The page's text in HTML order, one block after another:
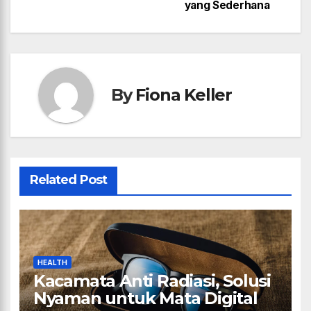
yang Sederhana
ByFiona Keller
Related Post
HEALTH
Kacamata Anti Radiasi, Solusi
Nyaman untuk Mata Digital